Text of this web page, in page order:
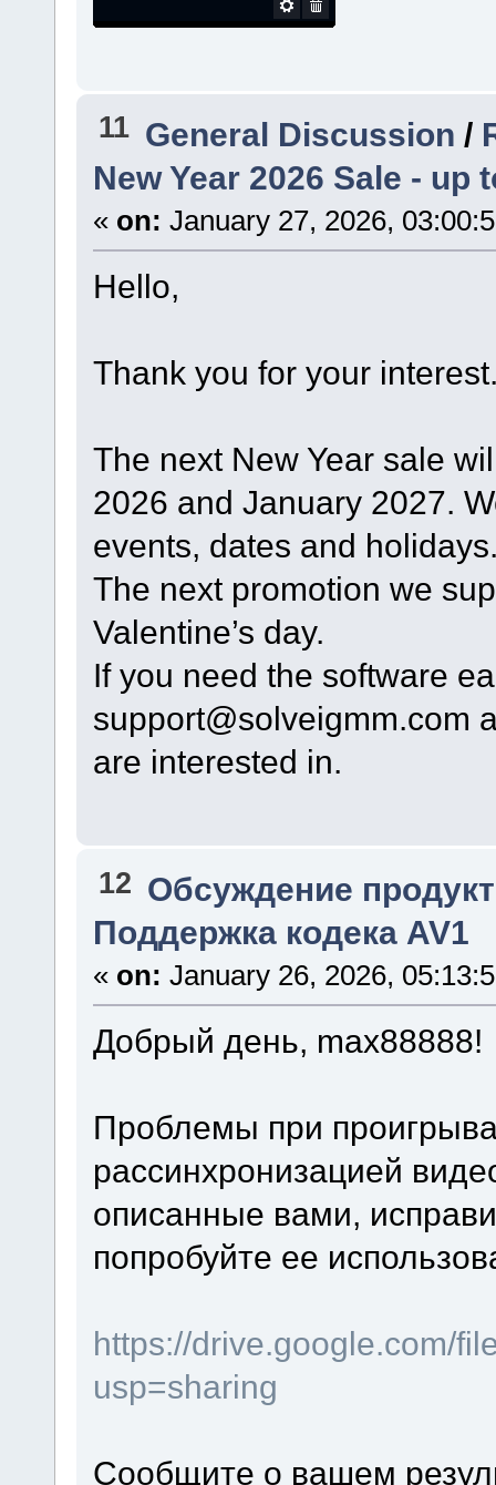
11 General Discussion /
New Year 2026 Sale - up
« on: January 27, 2026,
Hello,
Thank you for your
The next New Year sale
2026 and January 2027.
events, dates and
The next promotion we
Valentine’s day.
If you need the software
support@solveigmm.com
are interested in.
12 Обсуждение
Поддержка кодека AV1
« on: January 26, 2026,
Добрый день, max88888!
Проблемы при
рассинхронизацией
описанные вами,
попробуйте ее
https://drive.google.com/
usp=sharing
Сообщите о вашем